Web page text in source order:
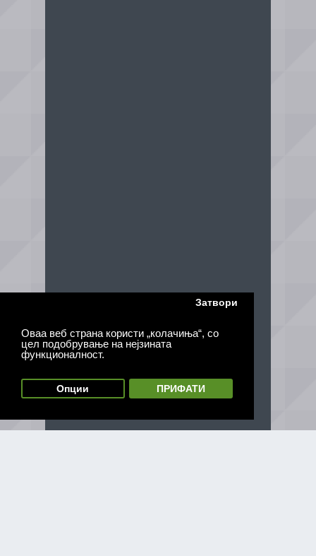
Оваа веб страна користи „колачиња“, со
цел подобрување на нејзината
функционалност.
Затвори
Опции ПРИФАТИ